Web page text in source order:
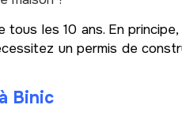
les 10 ans. En
un permis de
Binic